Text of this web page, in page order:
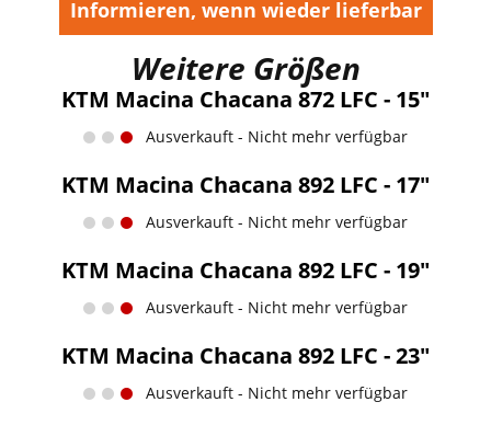
Informieren, wenn wieder lieferbar
Weitere Größen
KTM Macina Chacana 872 LFC - 15"
Ausverkauft - Nicht mehr verfügbar
KTM Macina Chacana 892 LFC - 17"
Ausverkauft - Nicht mehr verfügbar
KTM Macina Chacana 892 LFC - 19"
Ausverkauft - Nicht mehr verfügbar
KTM Macina Chacana 892 LFC - 23"
Ausverkauft - Nicht mehr verfügbar